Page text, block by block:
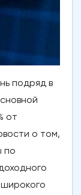
подряд в
от
о том,
по